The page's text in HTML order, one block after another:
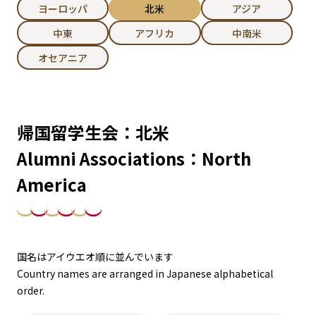
ヨーロッパ 北米
アジア
中東
アフリカ
中南米
オセアニア
帰国留学生会：北米
Alumni Associations：North
America
国名はアイウエオ順に並んでいます
Country names are arranged in Japanese alphabetical
order.